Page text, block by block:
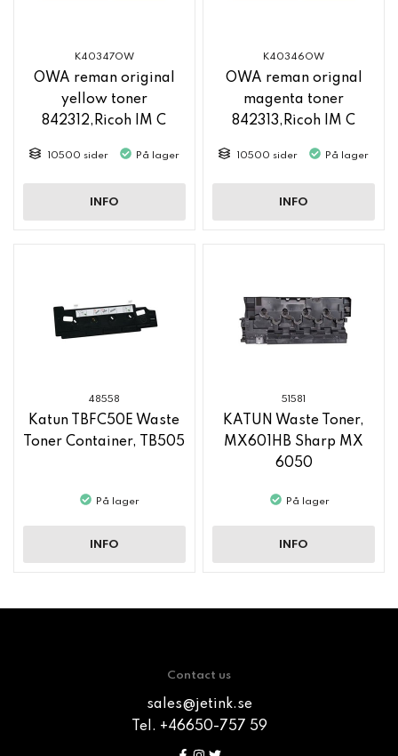
K40347OW
OWA reman original
yellow toner
842312,Ricoh IM C
10500 sider På lager
INFO
K40346OW
OWA reman orignal
magenta toner
842313,Ricoh IM C
10500 sider På lager
INFO
48558
Katun TBFC50E Waste
Toner Container, TB505
På lager
INFO
51581
KATUN Waste Toner,
MX601HB Sharp MX
6050
På lager
INFO
Contact us
sales@jetink.se
Tel. +46650-757 59